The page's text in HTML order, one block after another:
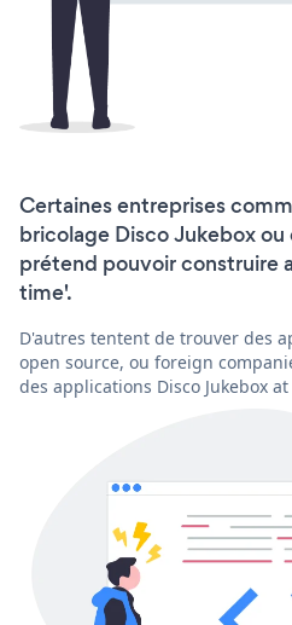
Certaines entreprises
bricolage Disco Jukebox
prétend pouvoir construire
time'.
D'autres tentent de trouver des
open source, ou foreign
des applications Disco Jukebox